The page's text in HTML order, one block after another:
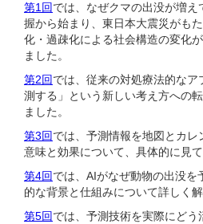
第1回では、なぜクマの出没が増
握から始まり、東⽇本⼤震災がも
化・過疎化による社会構造の変化
ました。
第2回では、従来の対処療法的な
測する」という新しい考え⽅への
ました。
第3回では、予測情報を地図とカ
意味と効果について、具体的に⾒て
第4回では、AIがなぜ動物の出没を
的な背景と仕組みについて詳しく解
第5回では、予測技術を実際にど